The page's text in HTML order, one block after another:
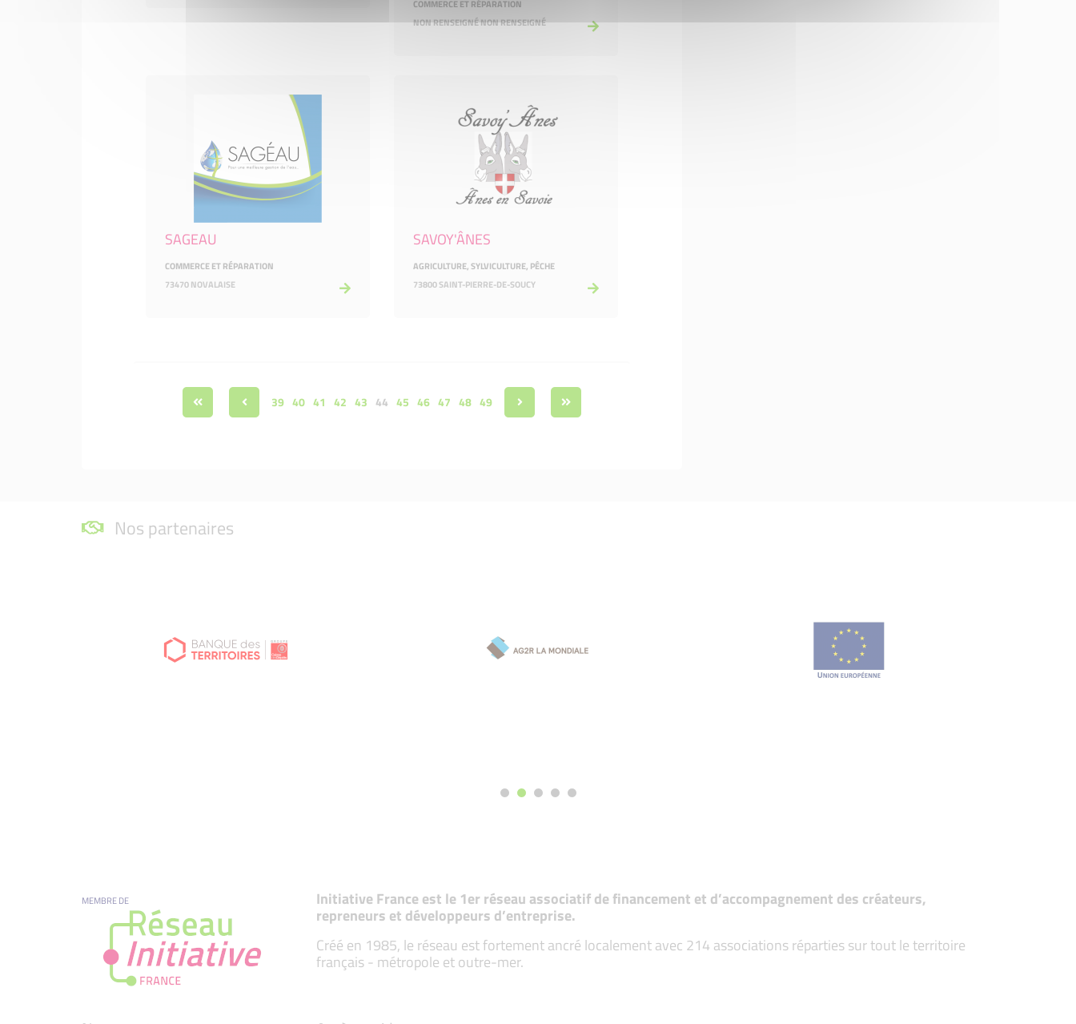
COMMERCE ET RÉPARATION
NON RENSEIGNÉ NON RENSEIGNÉ
SAGEAU
COMMERCE ET RÉPARATION
73470 NOVALAISE
SAVOY'ÂNES
AGRICULTURE, SYLVICULTURE, PÊCHE
73800 SAINT-PIERRE-DE-SOUCY
39 40 41 42 43 44 45 46 47 48 49
Nos partenaires
MEMBRE DE Initiative France est le 1er réseau associatif de financement et d’accompagnement des créateurs,
repreneurs et développeurs d’entreprise.
Créé en 1985, le réseau est fortement ancré localement avec 214 associations réparties sur tout le territoire
français - métropole et outre-mer.